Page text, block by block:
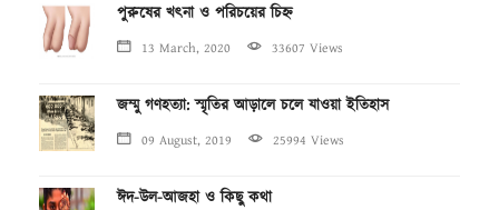
পুরুষের খৎনা ও পরিচয়ের চিহ্ন
13 March, 2020 33607 Views
জম্মু গণহত্যা: স্মৃতির আড়ালে চলে যাওয়া ইতিহাস
09 August, 2019 25994 Views
ঈদ-উল-আজহা ও কিছু কথা